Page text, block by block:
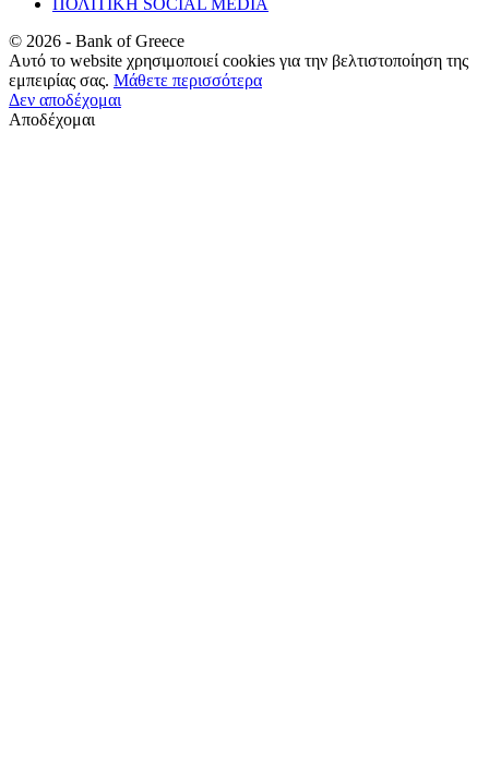
© 2026 - Bank of Greece
Αυτό το website χρησιμοποιεί cookies για την βελτιστοποίηση της
εμπειρίας σας. Μάθετε περισσότερα
Δεν αποδέχομαι
Αποδέχομαι